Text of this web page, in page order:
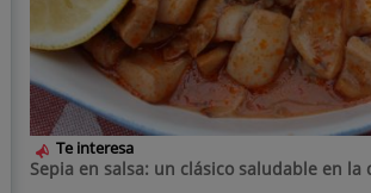
Te interesa
Sepia en salsa: un clásico saludable en la